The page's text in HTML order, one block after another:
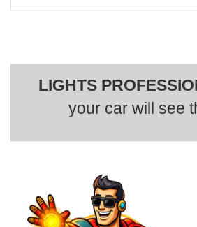
LIGHTS
your car will see